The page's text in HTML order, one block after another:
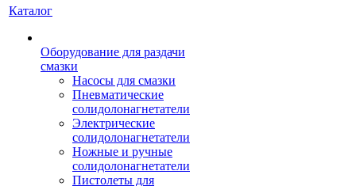
Каталог
Оборудование для раздачи
смазки
Насосы для смазки
Пневматические
солидолонагнетатели
Электрические
солидолонагнетатели
Ножные и ручные
солидолонагнетатели
Пистолеты для